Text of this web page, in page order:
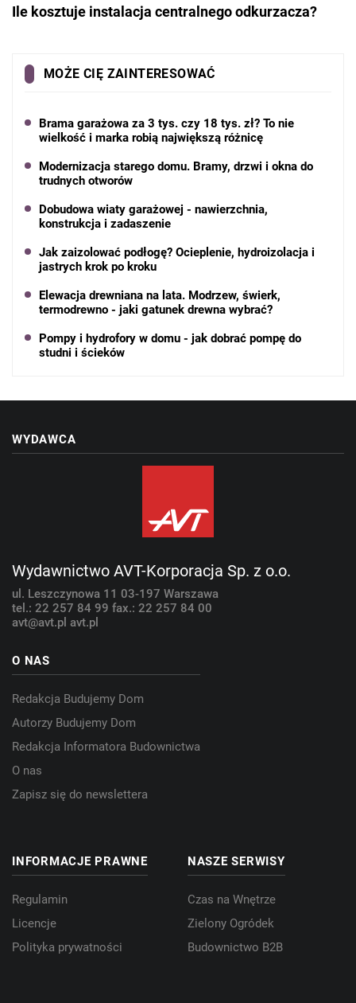
Ile kosztuje instalacja centralnego odkurzacza?
MOŻE CIĘ ZAINTERESOWAĆ
Brama garażowa za 3 tys. czy 18 tys. zł? To nie
wielkość i marka robią największą różnicę
Modernizacja starego domu. Bramy, drzwi i okna do
trudnych otworów
Dobudowa wiaty garażowej - nawierzchnia,
konstrukcja i zadaszenie
Jak zaizolować podłogę? Ocieplenie, hydroizolacja i
jastrych krok po kroku
Elewacja drewniana na lata. Modrzew, świerk,
termodrewno - jaki gatunek drewna wybrać?
Pompy i hydrofory w domu - jak dobrać pompę do
studni i ścieków
WYDAWCA
Wydawnictwo AVT-Korporacja Sp. z o.o.
ul. Leszczynowa 11 03-197 Warszawa
tel.: 22 257 84 99 fax.: 22 257 84 00
avt@avt.pl avt.pl
O NAS
Redakcja Budujemy Dom
Autorzy Budujemy Dom
Redakcja Informatora Budownictwa
O nas
Zapisz się do newslettera
INFORMACJE PRAWNE
Regulamin
Licencje
Polityka prywatności
NASZE SERWISY
Czas na Wnętrze
Zielony Ogródek
Budownictwo B2B